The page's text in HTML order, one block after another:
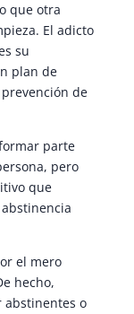
que otra
El adicto
su
plan de
de
parte
pero
que
el mero
hecho,
abstinentes o